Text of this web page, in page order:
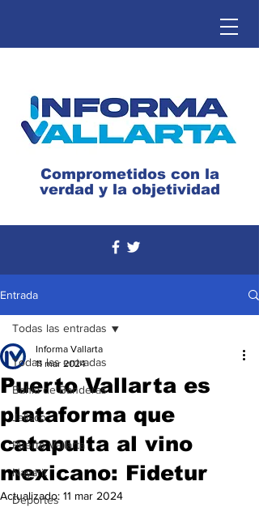
Comprometidos con la
verdad y la objetividad
Entrada
Todas las entradas
Bahía de Banderas
Jalisco
Puerto Vallarta
Nayarit
Deportes
Todas las entradas
Puerto Vallarta es
plataforma que
catapulta al vino
mexicano: Fidetur
Informa Vallarta
11 mar 2024
Actualizado: 11 mar 2024